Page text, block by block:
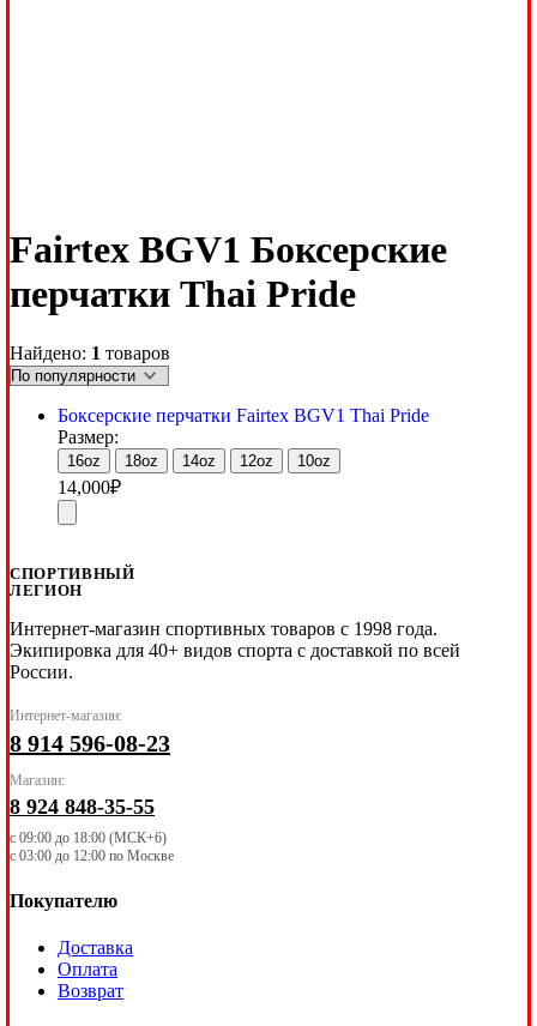
Fairtex BGV1 Боксерские
перчатки Thai Pride
Найдено: 1 товаров
Боксерские перчатки Fairtex BGV1 Thai Pride
Размер:
16oz 18oz 14oz 12oz 10oz
14,000₽
СПОРТИВНЫЙ
ЛЕГИОН
Интернет-магазин спортивных товаров с 1998 года.
Экипировка для 40+ видов спорта с доставкой по всей
России.
Интернет-магазин:
8 914 596-08-23
Магазин:
8 924 848-35-55
с 09:00 до 18:00 (МСК+6)
с 03:00 до 12:00 по Москве
Покупателю
Доставка
Оплата
Возврат